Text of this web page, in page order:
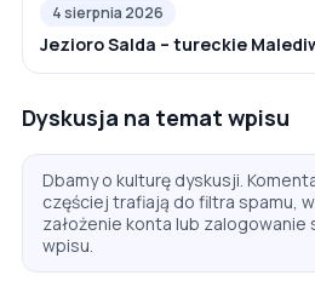
4 sierpnia 2026
Jezioro Salda – tureckie
Dyskusja na temat wpisu
Dbamy o kulturę dyskusji.
częściej trafiają do filtra spamu,
założenie konta lub zalogowanie
wpisu.